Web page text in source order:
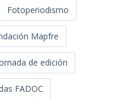
Fotoperiodismo
Mapfre
de edición
FADOC